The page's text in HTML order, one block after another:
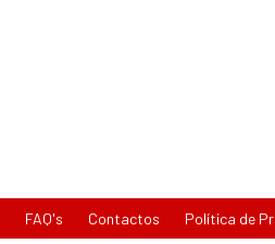
FAQ's Contactos Política de